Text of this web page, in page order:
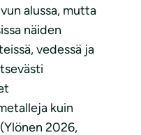
alussa, mutta
näiden
vedessä ja
kuin
2026,